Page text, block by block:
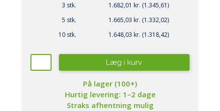
3 stk.
1.682,01 kr. (1.345,61)
5 stk.
1.665,03 kr. (1.332,02)
10 stk.
1.648,03 kr. (1.318,42)
Læg i kurv
På lager (100+)
Hurtig levering: 1–2 dage
Straks afhentning mulig